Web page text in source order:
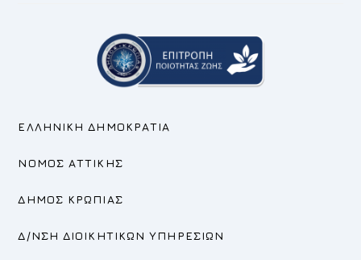
ΕΛΛΗΝΙΚΗ ΔΗΜΟΚΡΑΤΙΑ
ΝΟΜΟΣ ΑΤΤΙΚΗΣ
ΔΗΜΟΣ ΚΡΩΠΙΑΣ
Δ/ΝΣΗ ΔΙΟΙΚΗΤΙΚΩΝ ΥΠΗΡΕΣΙΩΝ